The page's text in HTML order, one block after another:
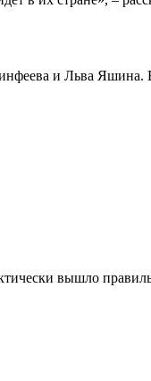
и Льва Яшина.
вышло